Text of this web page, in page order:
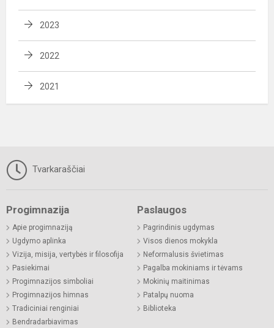
2023
2022
2021
Tvarkaraščiai
Progimnazija
Apie progimnaziją
Ugdymo aplinka
Vizija, misija, vertybės ir filosofija
Pasiekimai
Progimnazijos simboliai
Progimnazijos himnas
Tradiciniai renginiai
Bendradarbiavimas
Paslaugos
Pagrindinis ugdymas
Visos dienos mokykla
Neformalusis švietimas
Pagalba mokiniams ir tėvams
Mokinių maitinimas
Patalpų nuoma
Biblioteka